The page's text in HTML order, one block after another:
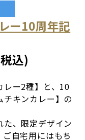
ー10周年記
込)
レー2種】と、10
キンカレー】の
、限定デザイン
自宅用にはもち